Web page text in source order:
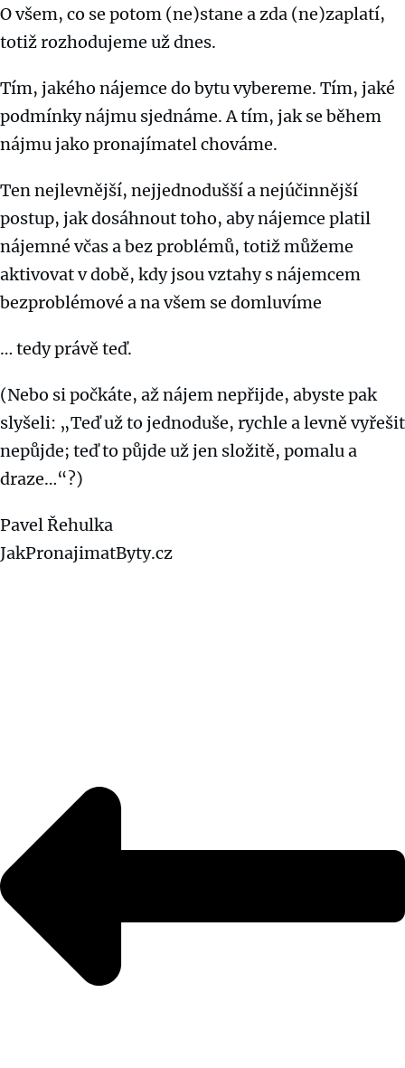
O všem, co se potom (ne)stane a zda (ne)zaplatí,
totiž rozhodujeme už dnes.
Tím, jakého nájemce do bytu vybereme. Tím, jaké
podmínky nájmu sjednáme. A tím, jak se během
nájmu jako pronajímatel chováme.
Ten nejlevnější, nejjednodušší a nejúčinnější
postup, jak dosáhnout toho, aby nájemce platil
nájemné včas a bez problémů, totiž můžeme
aktivovat v době, kdy jsou vztahy s nájemcem
bezproblémové a na všem se domluvíme
… tedy právě teď.
(Nebo si počkáte, až nájem nepřijde, abyste pak
slyšeli: „Teď už to jednoduše, rychle a levně vyřešit
nepůjde; teď to půjde už jen složitě, pomalu a
draze…“?)
Pavel Řehulka
JakPronajimatByty.cz